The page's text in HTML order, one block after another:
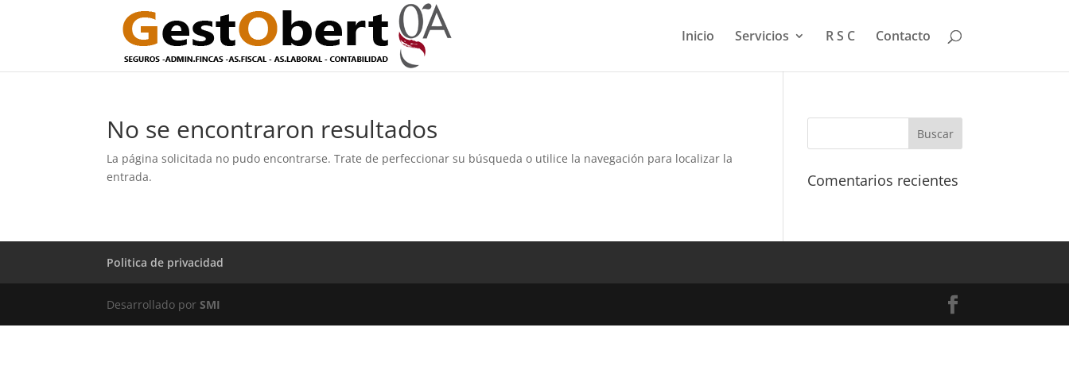
Inicio Servicios R S C Contacto
No se encontraron resultados
La página solicitada no pudo encontrarse. Trate de perfeccionar su búsqueda o utilice la navegación para localizar la
entrada.
Comentarios recientes
Politica de privacidad
Desarrollado porSMI